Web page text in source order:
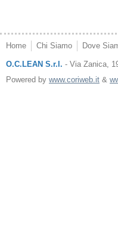
Home Chi Siamo Dove
O.C.LEAN S.r.l. - Via Zanica,
Powered by www.coriweb.it &